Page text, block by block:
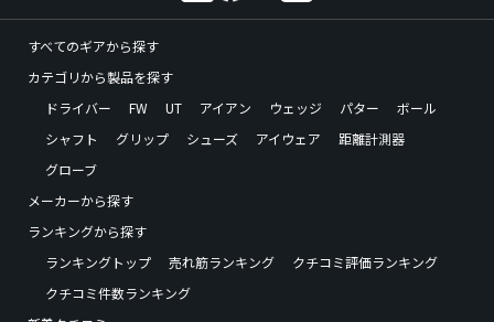
すべてのギアから探す
カテゴリから製品を探す
ドライバー
FW UT アイアン ウェッジ パター
ボール
シャフト
グリップ シューズ アイウェア
距離計測器
グローブ
メーカーから探す
ランキングから探す
ランキングトップ
売れ筋ランキング
クチコミ評価ランキング
クチコミ件数ランキング